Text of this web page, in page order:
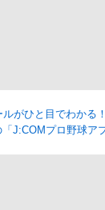
がひと目でわかる！
J:COMプロ野球ア